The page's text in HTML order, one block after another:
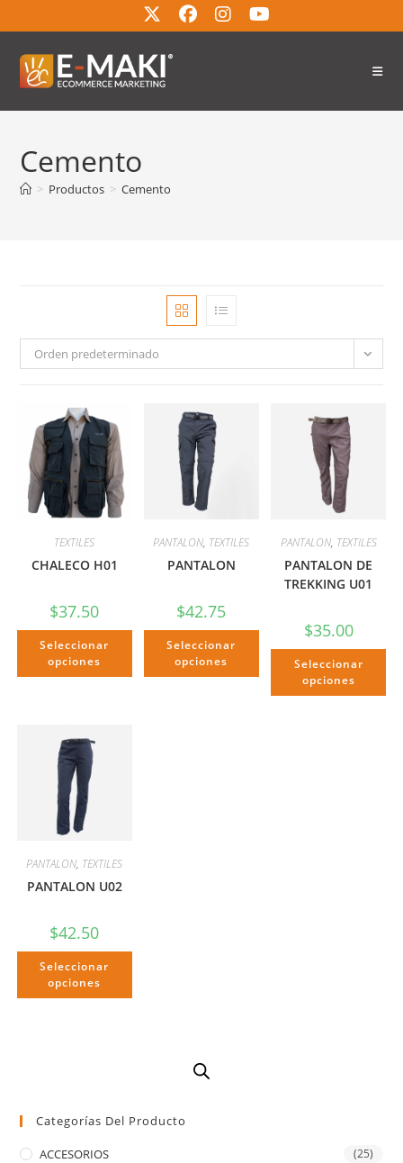
Cemento
> Productos > Cemento
Orden predeterminado
TEXTILES
CHALECO H01
$37.50
Seleccionar
opciones
PANTALON, TEXTILES
PANTALON
$42.75
Seleccionar
opciones
PANTALON, TEXTILES
PANTALON DE
TREKKING U01
$35.00
Seleccionar
opciones
PANTALON, TEXTILES
PANTALON U02
$42.50
Seleccionar
opciones
Categorías Del Producto
ACCESORIOS (25)